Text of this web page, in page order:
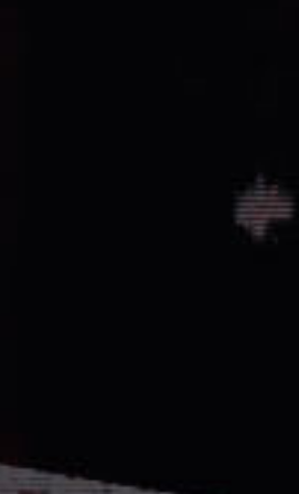
Ferne. Der Entscheid
niemand vermag auch